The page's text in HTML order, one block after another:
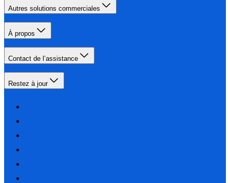
Autres solutions commerciales
À propos
Contact de l’assistance
Restez à jour